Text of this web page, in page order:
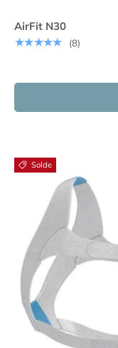
AirFit N30
★★★★★
(8)
Solde